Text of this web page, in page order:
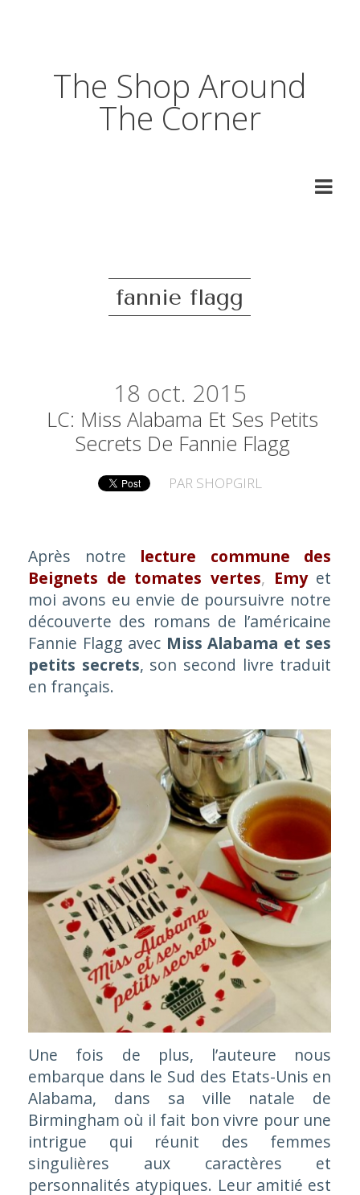
The Shop Around
The Corner
fannie flagg
18 oct. 2015
LC: Miss Alabama Et Ses Petits
Secrets De Fannie Flagg
PAR SHOPGIRL
Après notre lecture commune des
Beignets de tomates vertes, Emyet
moi avons eu envie de poursuivre notre
découverte des romans de l’américaine
Fannie Flagg avec Miss Alabama et ses
petits secrets, son second livre traduit
en français.
Une fois de plus, l’auteure nous
embarque dans le Sud des Etats-Unis en
Alabama, dans sa ville natale de
Birmingham où il fait bon vivre pour une
intrigue qui réunit des femmes
singulières aux caractères et
personnalités atypiques. Leur amitié est